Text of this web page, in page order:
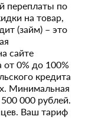
переплаты по
на товар,
(займ) – это
сайте
от 0% до 100%
кредита
Минимальная
000 рублей.
Ваш тариф